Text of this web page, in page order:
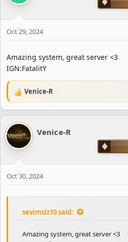
o
:
Oct 29, 2024
Amazing system, great server <3
IGN:FatalitY
R
e
c
t
i
o
:
Venice-R
Venice-R
Oct 30, 2024
sevimsiz10 said:
Amazing system, great server <3